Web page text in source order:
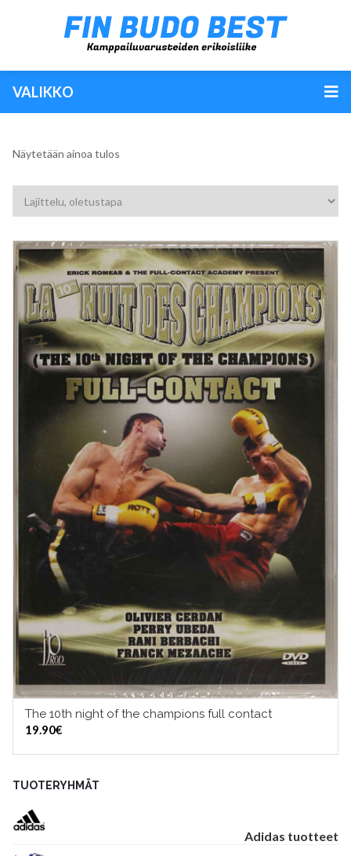
VALIKKO
Näytetään ainoa tulos
LISÄÄ OSTOSKORIIN
The 10th night of the champions full contact
19.90€
TUOTERYHMÄT
Adidas tuotteet